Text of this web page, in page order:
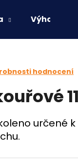
Výhodné
hodnocení
určené